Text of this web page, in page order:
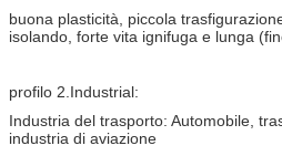
buona plasticità, piccola
isolando, forte vita ignifuga e lunga
profilo 2.Industrial:
Industria del trasporto: Automobile,
industria di aviazione